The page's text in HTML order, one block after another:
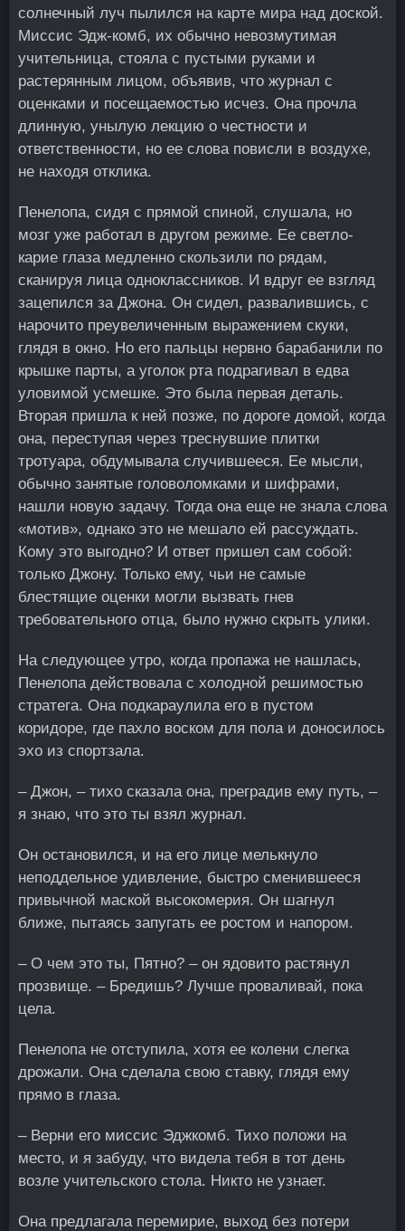
солнечный луч пылился на карте мира над доской.
Миссис Эдж-комб, их обычно невозмутимая
учительница, стояла с пустыми руками и
растерянным лицом, объявив, что журнал с
оценками и посещаемостью исчез. Она прочла
длинную, унылую лекцию о честности и
ответственности, но ее слова повисли в воздухе,
не находя отклика.
Пенелопа, сидя с прямой спиной, слушала, но
мозг уже работал в другом режиме. Ее светло-
карие глаза медленно скользили по рядам,
сканируя лица одноклассников. И вдруг ее взгляд
зацепился за Джона. Он сидел, развалившись, с
нарочито преувеличенным выражением скуки,
глядя в окно. Но его пальцы нервно барабанили по
крышке парты, а уголок рта подрагивал в едва
уловимой усмешке. Это была первая деталь.
Вторая пришла к ней позже, по дороге домой, когда
она, переступая через треснувшие плитки
тротуара, обдумывала случившееся. Ее мысли,
обычно занятые головоломками и шифрами,
нашли новую задачу. Тогда она еще не знала слова
«мотив», однако это не мешало ей рассуждать.
Кому это выгодно? И ответ пришел сам собой:
только Джону. Только ему, чьи не самые
блестящие оценки могли вызвать гнев
требовательного отца, было нужно скрыть улики.
На следующее утро, когда пропажа не нашлась,
Пенелопа действовала с холодной решимостью
стратега. Она подкараулила его в пустом
коридоре, где пахло воском для пола и доносилось
эхо из спортзала.
– Джон, – тихо сказала она, преградив ему путь, –
я знаю, что это ты взял журнал.
Он остановился, и на его лице мелькнуло
неподдельное удивление, быстро сменившееся
привычной маской высокомерия. Он шагнул
ближе, пытаясь запугать ее ростом и напором.
– О чем это ты, Пятно? – он ядовито растянул
прозвище. – Бредишь? Лучше проваливай, пока
цела.
Пенелопа не отступила, хотя ее колени слегка
дрожали. Она сделала свою ставку, глядя ему
прямо в глаза.
– Верни его миссис Эджкомб. Тихо положи на
место, и я забуду, что видела тебя в тот день
возле учительского стола. Никто не узнает.
Она предлагала перемирие, выход без потери